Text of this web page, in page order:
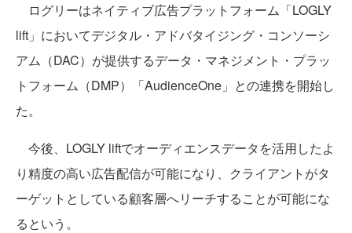
ログリーはネイティブ広告プラットフォーム「LOGLY
lift」においてデジタル・アドバタイジング・コンソーシ
アム（DAC）が提供するデータ・マネジメント・プラッ
トフォーム（DMP）「AudienceOne」との連携を開始し
た。
今後、LOGLY liftでオーディエンスデータを活用したよ
り精度の高い広告配信が可能になり、クライアントがタ
ーゲットとしている顧客層へリーチすることが可能にな
るという。